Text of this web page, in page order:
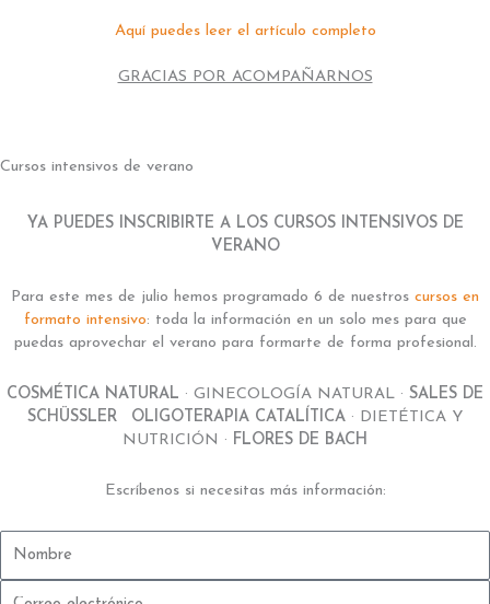
Aquí puedes leer el artículo completo
GRACIAS POR ACOMPAÑARNOS
Cursos intensivos de verano
YA PUEDES INSCRIBIRTE A LOS CURSOS INTENSIVOS DE
VERANO
Para este mes de julio hemos programado 6 de nuestros cursos en
formato intensivo: toda la información en un solo mes para que
puedas aprovechar el verano para formarte de forma profesional.
COSMÉTICA NATURAL · GINECOLOGÍA NATURAL · SALES DE
SCHÜSSLER
OLIGOTERAPIA CATALÍTICA · DIETÉTICA Y
NUTRICIÓN · FLORES DE BACH
Escríbenos si necesitas más información: